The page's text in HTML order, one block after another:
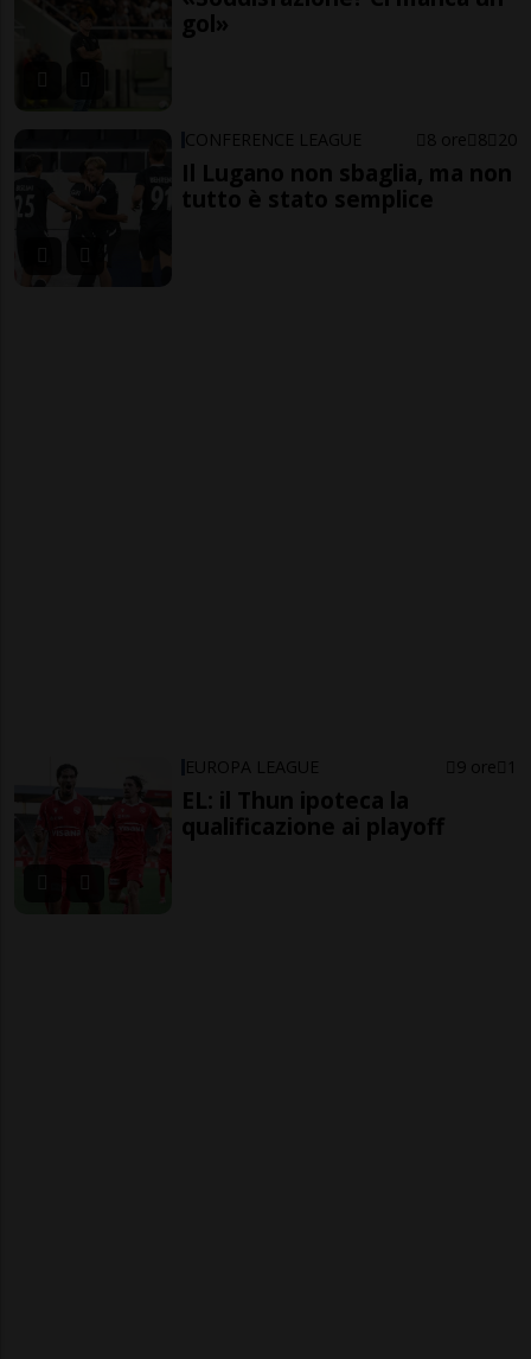
gol»
CONFERENCE LEAGUE 8 ore 8 20
Il Lugano non sbaglia, ma non
tutto è stato semplice
EUROPA LEAGUE 9 ore 1
EL: il Thun ipoteca la
qualificazione ai playoff